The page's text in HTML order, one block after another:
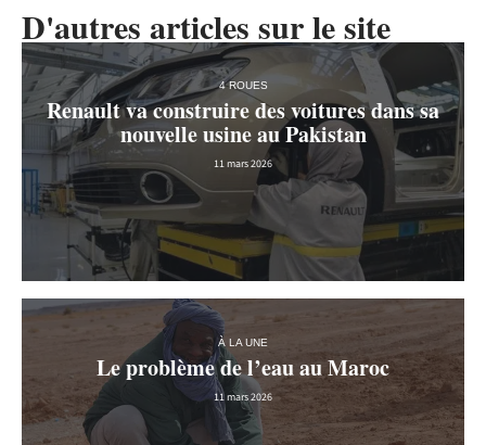
D'autres articles sur le site
4 ROUES
Renault va construire des voitures dans sa
nouvelle usine au Pakistan
11 mars 2026
À LA UNE
Le problème de l’eau au Maroc
11 mars 2026